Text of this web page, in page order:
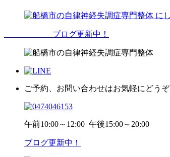
ブログ更新中！
ご予約、お問い合わせはお気軽にどうぞ
午前10:00～12:00 午後15:00～20:00
ブログ更新中！